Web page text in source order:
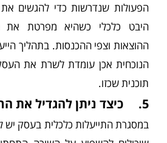
הפעולות שנדרשות כדי להגשים
היבט כלכלי כשהיא מפרטת את
ההוצאות וצפי ההכנסות. בתהליך
הנוכחית אכן עומדת לשרת את
תוכנית שכזו.
5. כיצד ניתן להגדיל את הרווחים
במסגרת התייעלות כלכלית בעסק יש